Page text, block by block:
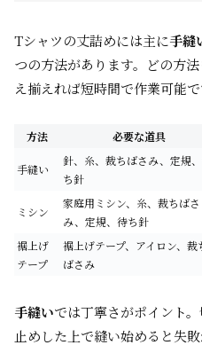
Tシャツの丈詰めには主に手縫
つの方法があります。どの方
え揃えれば短時間で作業可能で
方法 必要な道具
手縫い
針、糸、裁ちばさみ、定規
ち針
ミシン
家庭用ミシン、糸、裁ちばさ
み、定規、待ち針
裾上げ
テープ
裾上げテープ、アイロン、裁
ばさみ
手縫いでは丁寧さがポイント
止めした上で縫い始めると失敗